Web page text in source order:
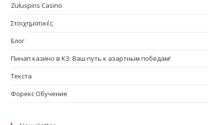
Zuluspins Casino
Στοιχηματικές
Блог
Пинап казино в КЗ: Ваш путь к азартным победам!
Текста
Форекс Обучение